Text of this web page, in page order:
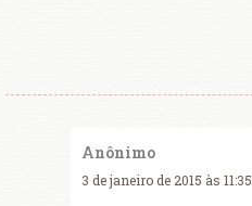
Anônimo
3 de janeiro de 2015 às 11:35